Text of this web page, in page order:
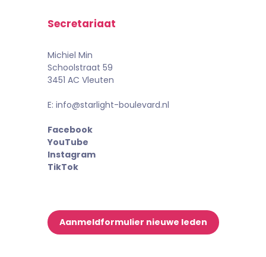
Secretariaat
Michiel Min
Schoolstraat 59
3451 AC Vleuten
E: info@starlight-boulevard.nl
Facebook
YouTube
Instagram
TikTok
Aanmeldformulier nieuwe leden